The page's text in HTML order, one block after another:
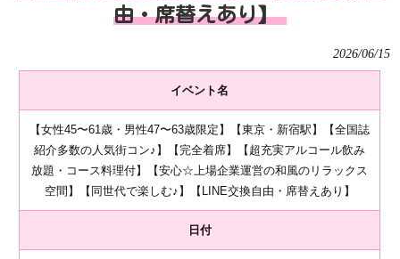
由・席替えあり】
2026/06/15
イベント名
【女性45〜61歳・男性47〜63歳限定】【東京・新宿駅】【全国誌
紹介多数の人気街コン♪】【完全着席】【超充実アルコール飲み
放題・コース料理付】【安心☆上場企業運営の和風のリラックス
空間】【同世代で楽しむ♪】【LINE交換自由・席替えあり】
日付